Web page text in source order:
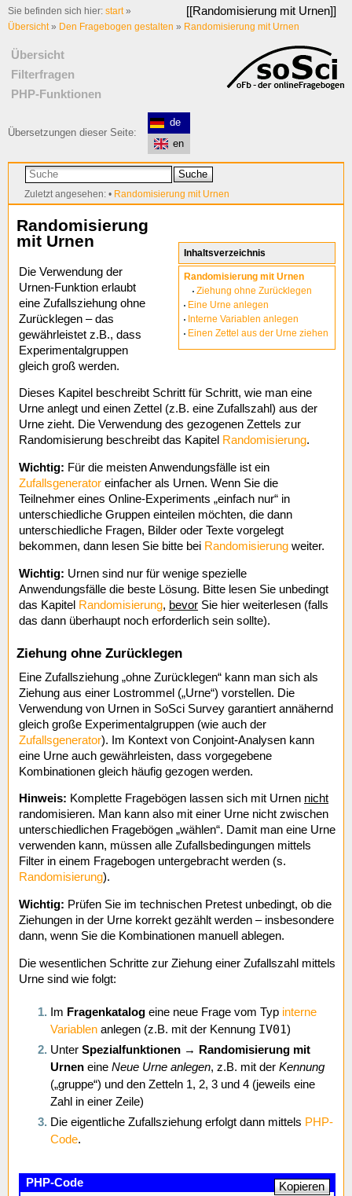
[[Randomisierung mit Urnen]]
Sie befinden sich hier: start»
Übersicht» Den Fragebogen gestalten » Randomisierung mit Urnen
Übersicht
Filterfragen
PHP-Funktionen
Übersetzungen dieser Seite:
de
en
Suche
Zuletzt angesehen: • Randomisierung mit Urnen
Inhaltsverzeichnis
Randomisierung mit Urnen
Ziehung ohne Zurücklegen
Eine Urne anlegen
Interne Variablen anlegen
Einen Zettel aus der Urne ziehen
Randomisierung
mit Urnen
Die Verwendung der
Urnen-Funktion erlaubt
eine Zufallsziehung ohne
Zurücklegen – das
gewährleistet z.B., dass
Experimentalgruppen
gleich groß werden.
Dieses Kapitel beschreibt Schritt für Schritt, wie man eine
Urne anlegt und einen Zettel (z.B. eine Zufallszahl) aus der
Urne zieht. Die Verwendung des gezogenen Zettels zur
Randomisierung beschreibt das Kapitel Randomisierung.
Wichtig: Für die meisten Anwendungsfälle ist ein
Zufallsgenerator einfacher als Urnen. Wenn Sie die
Teilnehmer eines Online-Experiments „einfach nur“ in
unterschiedliche Gruppen einteilen möchten, die dann
unterschiedliche Fragen, Bilder oder Texte vorgelegt
bekommen, dann lesen Sie bitte bei Randomisierung weiter.
Wichtig: Urnen sind nur für wenige spezielle
Anwendungsfälle die beste Lösung. Bitte lesen Sie unbedingt
das Kapitel Randomisierung, bevor Sie hier weiterlesen (falls
das dann überhaupt noch erforderlich sein sollte).
Ziehung ohne Zurücklegen
Eine Zufallsziehung „ohne Zurücklegen“ kann man sich als
Ziehung aus einer Lostrommel („Urne“) vorstellen. Die
Verwendung von Urnen in SoSci Survey garantiert annähernd
gleich große Experimentalgruppen (wie auch der
Zufallsgenerator). Im Kontext von Conjoint-Analysen kann
eine Urne auch gewährleisten, dass vorgegebene
Kombinationen gleich häufig gezogen werden.
Hinweis: Komplette Fragebögen lassen sich mit Urnen nicht
randomisieren. Man kann also mit einer Urne nicht zwischen
unterschiedlichen Fragebögen „wählen“. Damit man eine Urne
verwenden kann, müssen alle Zufallsbedingungen mittels
Filter in einem Fragebogen untergebracht werden (s.
Randomisierung).
Wichtig: Prüfen Sie im technischen Pretest unbedingt, ob die
Ziehungen in der Urne korrekt gezählt werden – insbesondere
dann, wenn Sie die Kombinationen manuell ablegen.
Die wesentlichen Schritte zur Ziehung einer Zufallszahl mittels
Urne sind wie folgt:
Im Fragenkatalog eine neue Frage vom Typ interne
Variablen anlegen (z.B. mit der Kennung IV01)
Unter Spezialfunktionen →
Randomisierung mit
Urnen eine Neue Urne anlegen, z.B. mit der Kennung
(„gruppe“) und den Zetteln 1, 2, 3 und 4 (jeweils eine
Zahl in einer Zeile)
Die eigentliche Zufallsziehung erfolgt dann mittels PHP-
Code.
Kopieren